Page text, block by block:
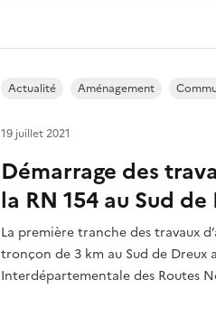
Démarrage des
la RN 154 au Sud
La première tranche des travaux
tronçon de 3 km au Sud de
Interdépartementale des Routes
Actualité Aménagement
19 juillet 2021